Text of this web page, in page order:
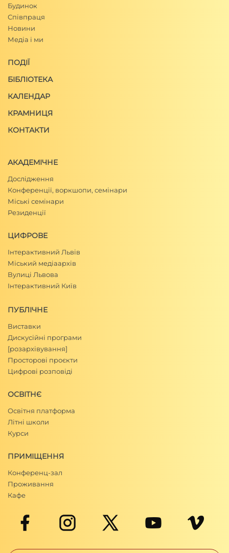
Будинок
Співпраця
Новини
Медіа і ми
ПОДІЇ
БІБЛІОТЕКА
КАЛЕНДАР
КРАМНИЦЯ
КОНТАКТИ
АКАДЕМІЧНЕ
Дослідження
Конференції, воркшопи, семінари
Міські семінари
Резиденції
ЦИФРОВЕ
Інтерактивний Львів
Міський медіаархів
Вулиці Львова
Інтерактивний Київ
ПУБЛІЧНЕ
Виставки
Дискусійні програми
[розархівування]
Просторові проєкти
Цифрові розповіді
ОСВІТНЄ
Освітня платформа
Літні школи
Курси
ПРИМІЩЕННЯ
Конференц-зал
Проживання
Кафе